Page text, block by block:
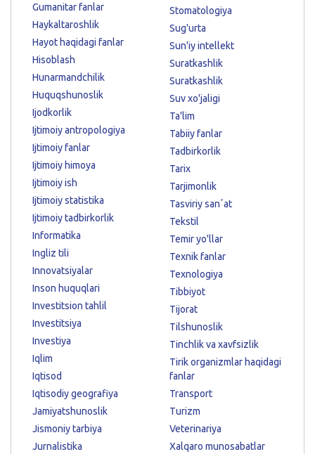
Gumanitar fanlar
Haykaltaroshlik
Hayot haqidagi fanlar
Hisoblash
Hunarmandchilik
Huquqshunoslik
Ijodkorlik
Ijtimoiy antropologiya
Ijtimoiy fanlar
Ijtimoiy himoya
Ijtimoiy ish
Ijtimoiy statistika
Ijtimoiy tadbirkorlik
Informatika
Ingliz tili
Innovatsiyalar
Inson huquqlari
Investitsion tahlil
Investitsiya
Investiya
Iqlim
Iqtisod
Iqtisodiy geografiya
Jamiyatshunoslik
Jismoniy tarbiya
Jurnalistika
Stomatologiya
Sug'urta
Sun'iy intellekt
Suratkashlik
Suratkashlik
Suv xo'jaligi
Ta'lim
Tabiiy fanlar
Tadbirkorlik
Tarix
Tarjimonlik
Tasviriy sanʼat
Tekstil
Temir yo'llar
Texnik fanlar
Texnologiya
Tibbiyot
Tijorat
Tilshunoslik
Tinchlik va xavfsizlik
Tirik organizmlar haqidagi
fanlar
Transport
Turizm
Veterinariya
Xalqaro munosabatlar